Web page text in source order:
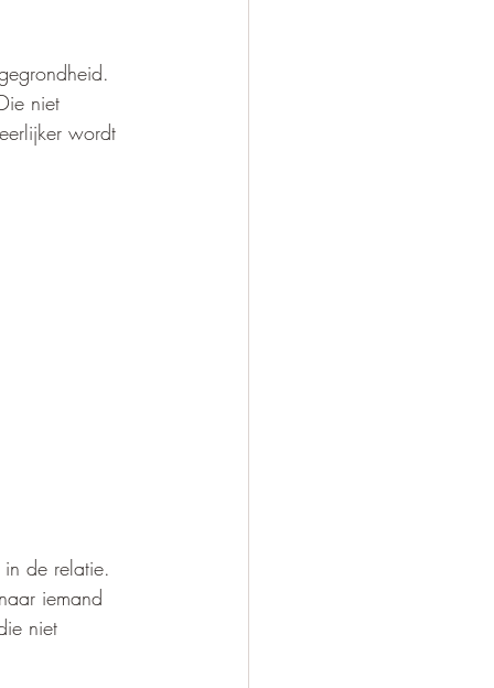
niet
wordt
de relatie.
iemand
niet